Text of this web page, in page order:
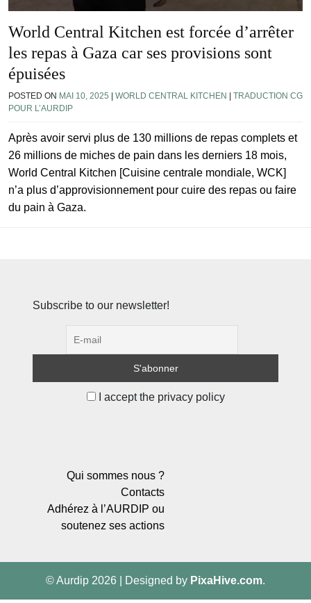
World Central Kitchen est forcée d’arrêter
les repas à Gaza car ses provisions sont
épuisées
POSTED ON MAI 10, 2025 WORLD CENTRAL KITCHEN
TRADUCTION CG
POUR L’AURDIP
Après avoir servi plus de 130 millions de repas complets et
26 millions de miches de pain dans les derniers 18 mois,
World Central Kitchen [Cuisine centrale mondiale, WCK]
n’a plus d’approvisionnement pour cuire des repas ou faire
du pain à Gaza.
Subscribe to our newsletter!
I accept the privacy policy
Qui sommes nous ?
Contacts
Adhérez à l’AURDIP ou
soutenez ses actions
© Aurdip 2026 Designed by PixaHive.com.